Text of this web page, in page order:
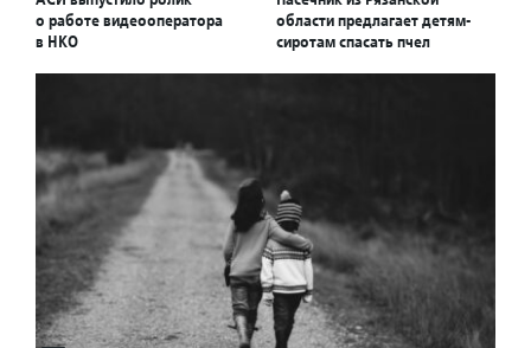
о работе видеооператора
в НКО
области предлагает детям-
сиротам спасать пчел